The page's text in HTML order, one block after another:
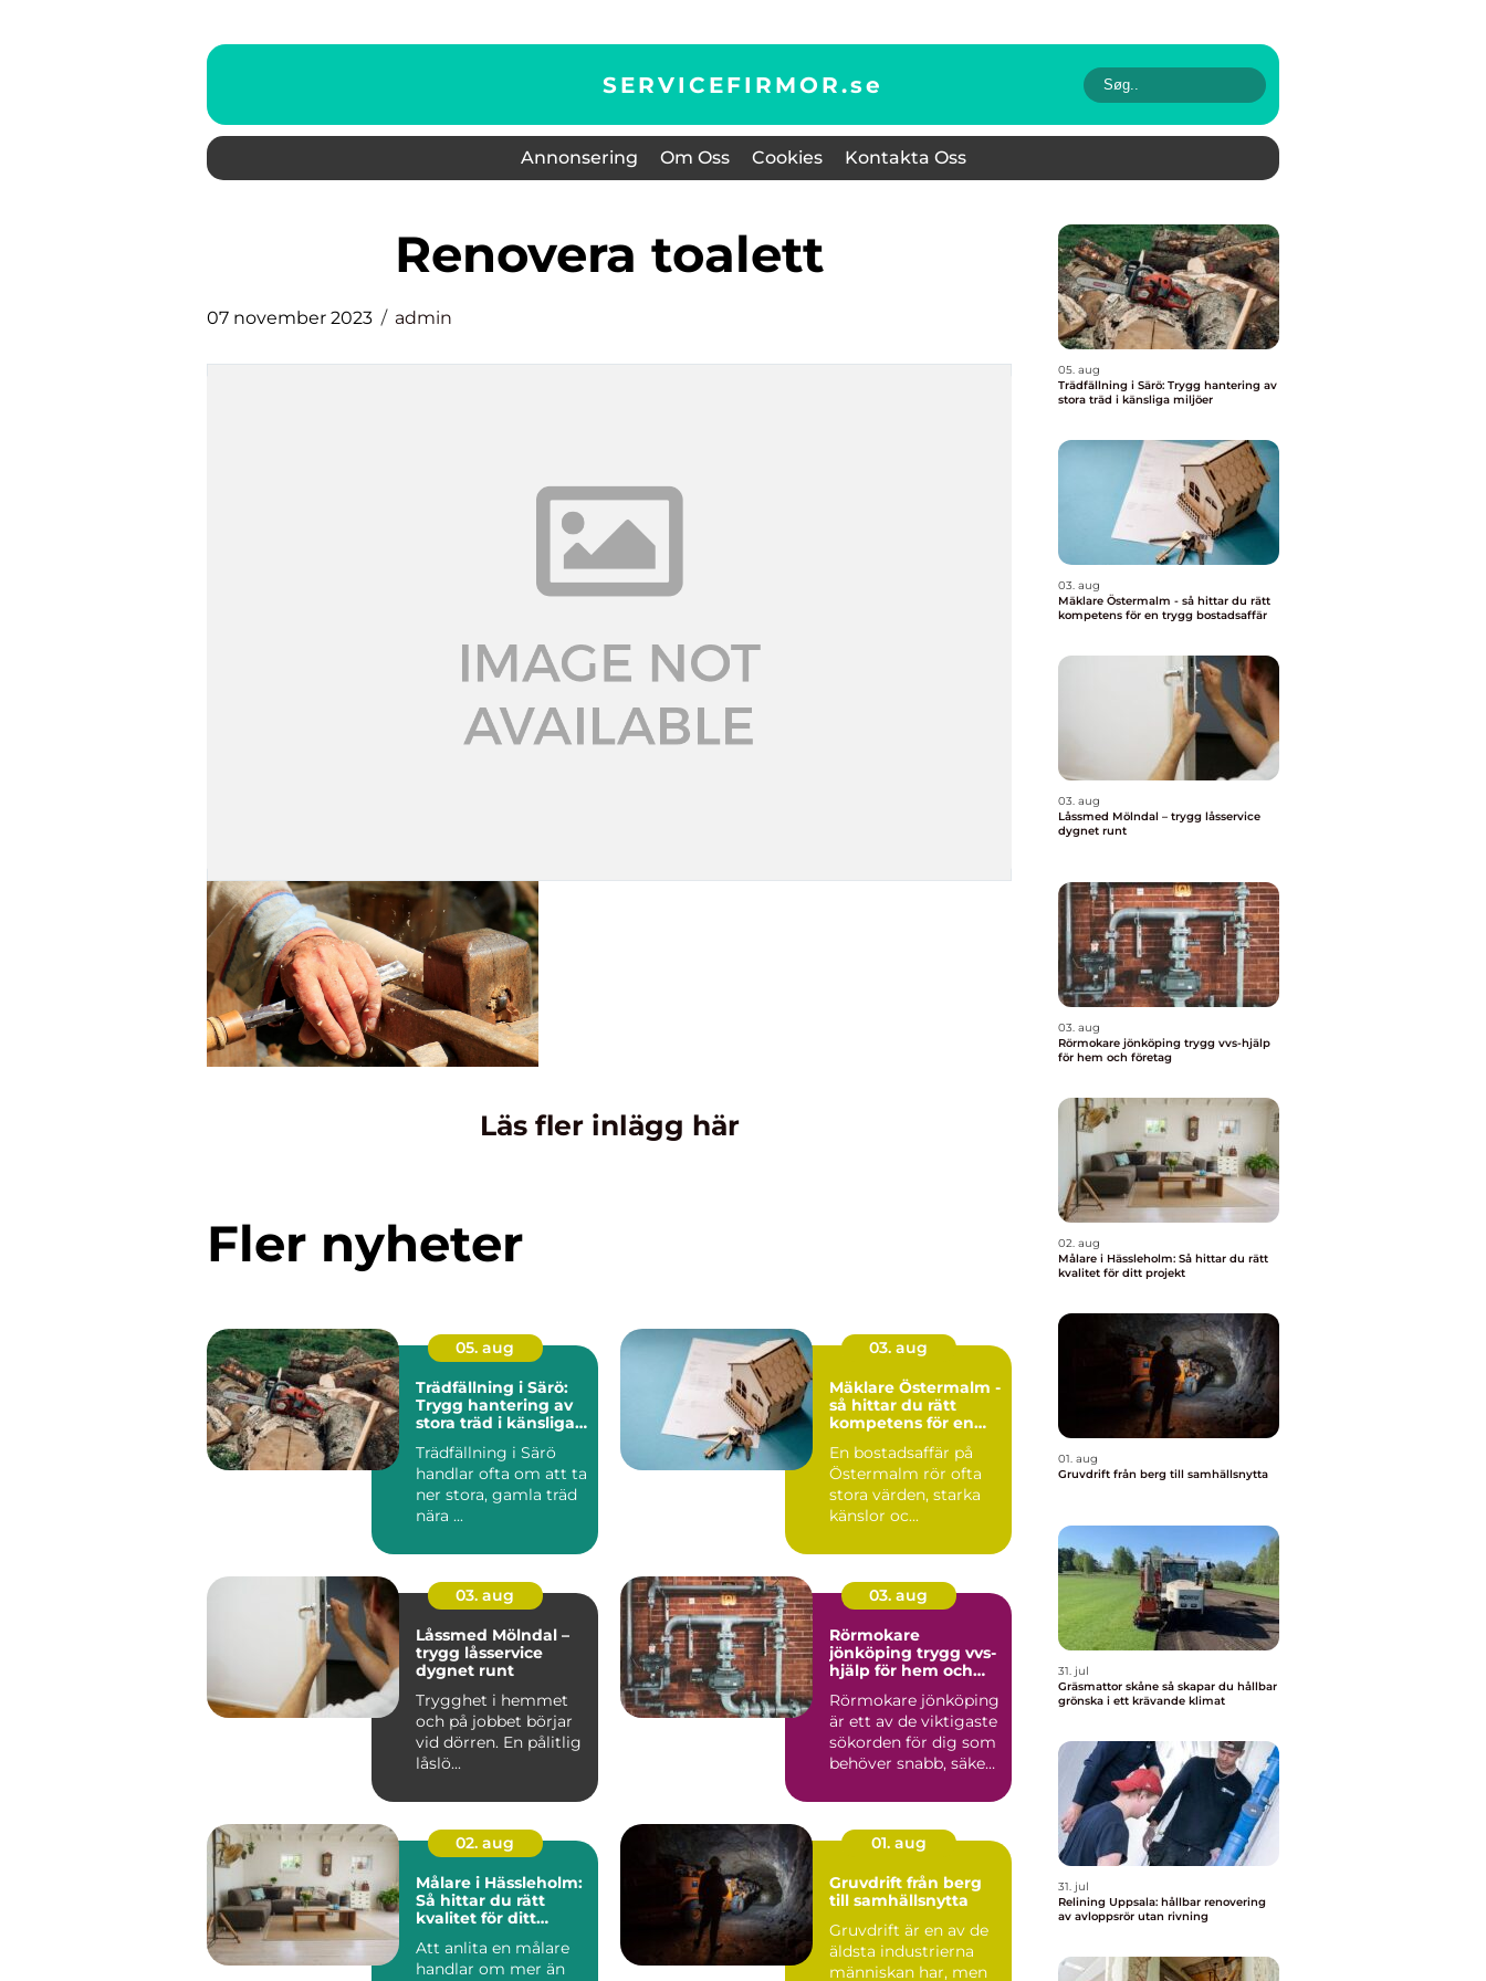
SERVICEFIRMOR.se
Annonsering Om Oss Cookies Kontakta Oss
renovera toalett
07 november 2023 admin
Läs fler inlägg här
Fler nyheter
05. aug
Trädfällning i Särö:
Trygg hantering av
stora träd i känsliga
Trädfällning i Särö
handlar ofta om att ta
ner stora, gamla träd
nära ...
03. aug
Mäklare Östermalm -
så hittar du rätt
kompetens för en
En bostadsaffär på
Östermalm rör ofta
stora värden, starka
känslor oc...
03. aug
Låssmed Mölndal –
trygg låsservice
dygnet runt
Trygghet i hemmet
och på jobbet börjar
vid dörren. En pålitlig
låslö...
03. aug
Rörmokare
jönköping trygg vvs-
hjälp för hem och
Rörmokare jönköping
är ett av de viktigaste
sökorden för dig som
behöver snabb, säker
02. aug
Målare i Hässleholm:
Så hittar du rätt
kvalitet för ditt
Att anlita en målare
handlar om mer än
01. aug
Gruvdrift från berg
till samhällsnytta
Gruvdrift är en av de
äldsta industrierna
människan har, men
05. aug
Trädfällning i Särö: Trygg hantering av
stora träd i känsliga miljöer
03. aug
Mäklare Östermalm - så hittar du rätt
kompetens för en trygg bostadsaffär
03. aug
Låssmed Mölndal – trygg låsservice
dygnet runt
03. aug
Rörmokare jönköping trygg vvs-hjälp
för hem och företag
02. aug
Målare i Hässleholm: Så hittar du rätt
kvalitet för ditt projekt
01. aug
Gruvdrift från berg till samhällsnytta
31. jul
Gräsmattor skåne så skapar du hållbar
grönska i ett krävande klimat
31. jul
Relining Uppsala: hållbar renovering
av avloppsrör utan rivning